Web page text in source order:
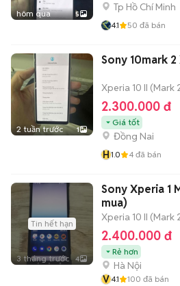
hôm qua 5
Tp Hồ Chí Minh
4.1 50 đã bán
2 tuần trước 1
Sony 10mark
Xperia 10 II (Mark
2.300.000 đ
Giá tốt
Đồng Nai
H1.0 4 đã bán
Tin hết hạn
3 tháng trước 4
Sony Xperia 1
mua)
Xperia 10 II (Mark
2.400.000 đ
Rẻ hơn
Hà Nội
V4.1 100 đã bán